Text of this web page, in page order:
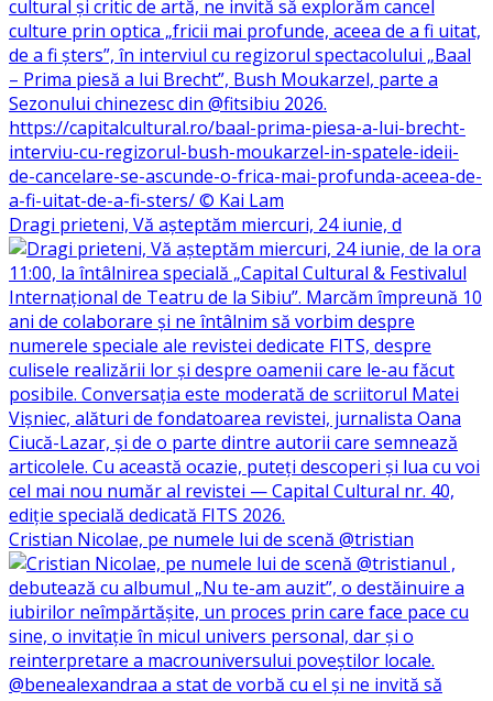
Dragi prieteni, Vă așteptăm miercuri, 24 iunie, d
Cristian Nicolae, pe numele lui de scenă @tristian